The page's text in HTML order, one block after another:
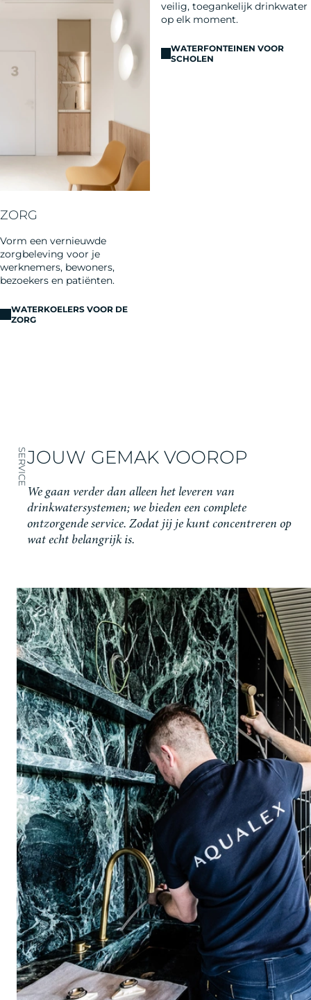
veilig, toegankelijk drinkwater
op elk moment.
WATERFONTEINEN VOOR
SCHOLEN
ZORG
Vorm een vernieuwde
zorgbeleving voor je
werknemers, bewoners,
bezoekers en patiënten.
WATERKOELERS VOOR DE
ZORG
SERVICEJOUW GEMAK VOOROP
We gaan verder dan alleen het leveren van
drinkwatersystemen; we bieden een complete
ontzorgende service. Zodat jij je kunt concentreren op
wat echt belangrijk is.